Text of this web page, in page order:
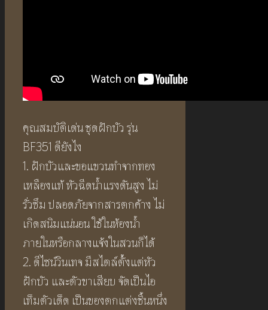
คุณสมบัติเด่น ชุดฝักบัว รุ่น
BF351 ดียังไง
1. ฝักบัวและขอแขวนทำจากทอง
เหลืองแท้ หัวฉีดน้ำแรงดันสูง ไม่
รั่วซึม ปลอดภัยจากสารตกค้าง ไม่
เกิดสนิมแน่นอน ใช้ในห้องน้ำ
ภายในหรือกลางแจ้งในสวนก็ได้
2. ดีไซน์วินเทจ มีสไตล์ตั้งแต่หัว
ฝักบัว และตัวขาเสียบ จัดเป็นไอ
เท็มตัวเด็ด เป็นของตกแต่งชิ้นหนึ่ง